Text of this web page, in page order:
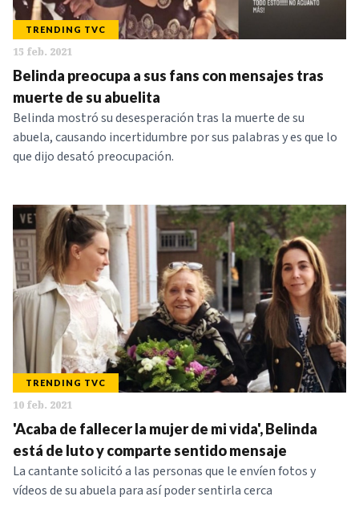
TRENDING TVC
15 feb. 2021
Belinda preocupa a sus fans con mensajes tras
muerte de su abuelita
Belinda mostró su desesperación tras la muerte de su
abuela, causando incertidumbre por sus palabras y es que lo
que dijo desató preocupación.
TRENDING TVC
10 feb. 2021
'Acaba de fallecer la mujer de mi vida', Belinda
está de luto y comparte sentido mensaje
La cantante solicitó a las personas que le envíen fotos y
vídeos de su abuela para así poder sentirla cerca